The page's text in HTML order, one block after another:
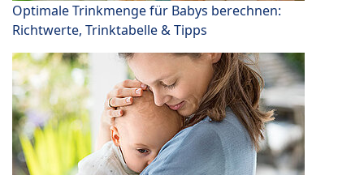
Optimale Trinkmenge für Babys berechnen:
Richtwerte, Trinktabelle & Tipps